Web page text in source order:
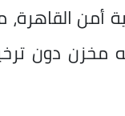
أمن
مخزن